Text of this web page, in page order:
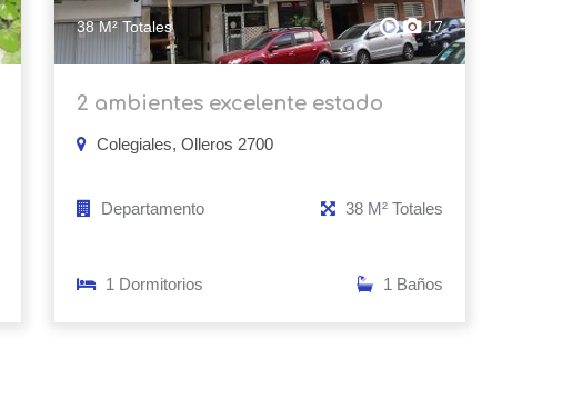
38 M² Totales 17
2 ambientes excelente estado
Colegiales, Olleros 2700
Departamento 38 M² Totales
1 Dormitorios 1 Baños